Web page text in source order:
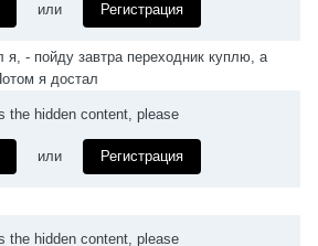
или Регистрация
- пойду завтра переходник куплю, а
я достал
the hidden content, please
или Регистрация
the hidden content, please